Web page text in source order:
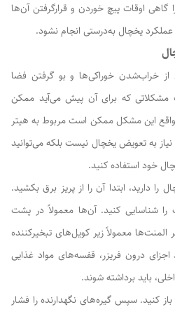
گاهی اوقات پیچ خوردن و قرارگرفتن آن‌ها
یخچال به‌درستی انجام نشود.
خراب‌شدن خوراکی‌ها و بو گرفتن فضا
مشکلاتی که برای آن پیش می‌آید ممکن
این مشکل ممکن است مربوط به هیتر
به تعویض یخچال نیست بلکه می‌توانید
خود استفاده کنید.
دارید، ابتدا آن را از پریز برق بکشید.
شناسایی کنید. آن‌ها معمولاً در پشت
المنت‌ها معمولاً زیر کویل‌های تبخیرکننده
درون فریزر، قفسه‌های مواد غذایی
باید برداشته شوند.
کنید. سپس گیره‌های نگهدارنده را فشار